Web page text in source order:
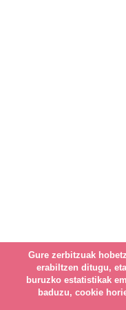
Gure zerbitzuak
erabiltzen ditugu,
buruzko estatistikak
baduzu, cookie